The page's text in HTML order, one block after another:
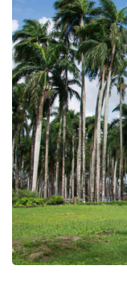
Alle steden
Phoenix
Dresden